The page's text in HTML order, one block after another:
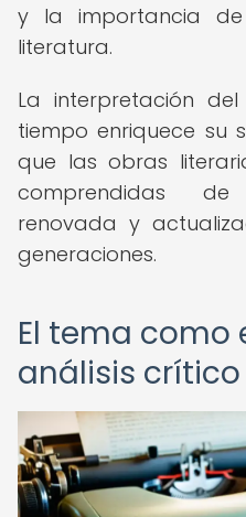
y la importancia
literatura.
La interpretación
tiempo enriquece su
que las obras
comprendidas
renovada y
generaciones.
El tema como
análisis crítico